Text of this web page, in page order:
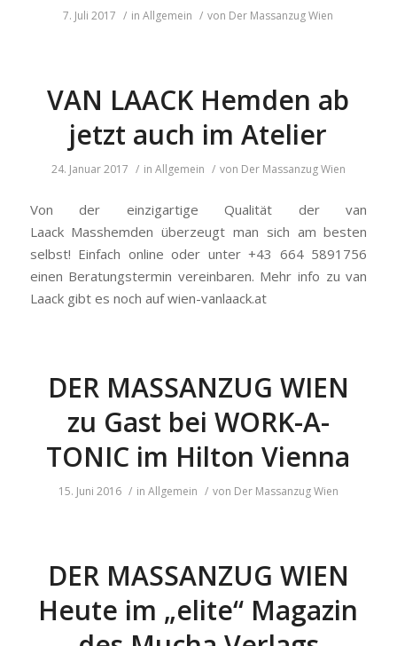
7. Juli 2017 / inAllgemein / von Der Massanzug Wien
VAN LAACK Hemden ab
jetzt auch im Atelier
24. Januar 2017 / in Allgemein / von Der Massanzug Wien
Von der einzigartige Qualität der van
Laack Masshemden überzeugt man sich am besten
selbst! Einfach online oder unter +43 664 5891756
einen Beratungstermin vereinbaren. Mehr info zu van
Laack gibt es noch auf wien-vanlaack.at
DER MASSANZUG WIEN
zu Gast bei WORK-A-
TONIC im Hilton Vienna
15. Juni 2016 / in Allgemein / von Der Massanzug Wien
DER MASSANZUG WIEN
Heute im „elite“ Magazin